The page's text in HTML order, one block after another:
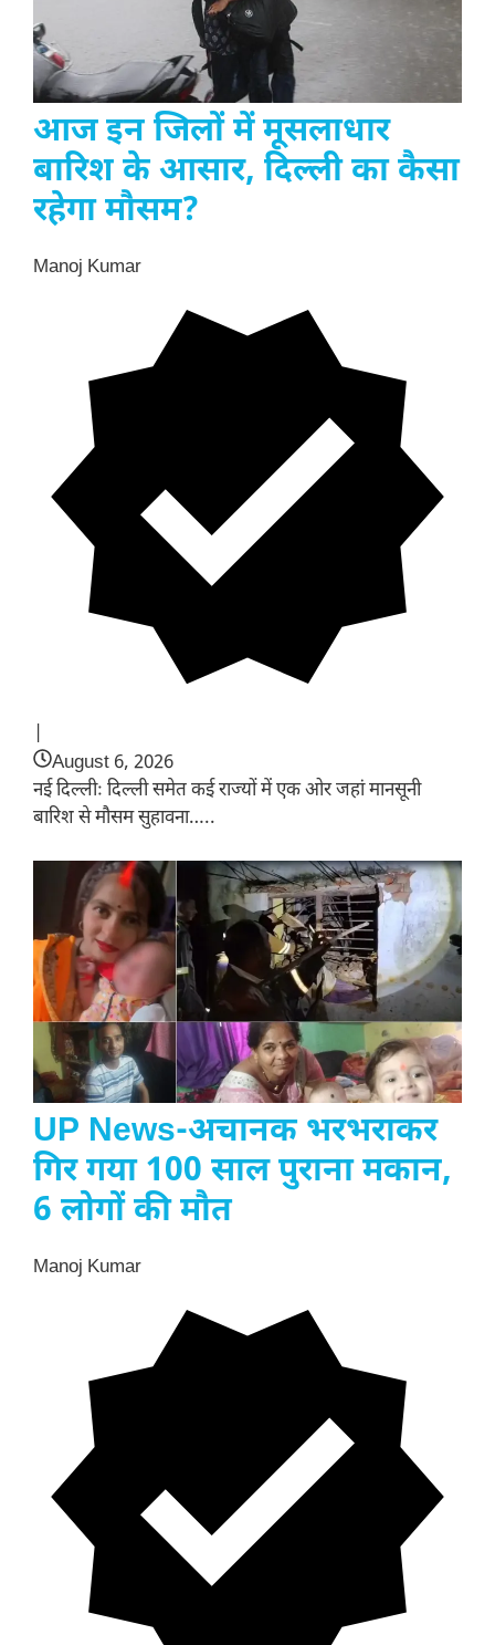
आज इन जिलों में मूसलाधार
बारिश के आसार, दिल्ली का कैसा
रहेगा मौसम?
Manoj Kumar
August 6, 2026
नई दिल्लीः दिल्ली समेत कई राज्यों में एक ओर जहां मानसूनी
बारिश से मौसम सुहावना…..
UP News-अचानक भरभराकर
गिर गया 100 साल पुराना मकान,
6 लोगों की मौत
Manoj Kumar